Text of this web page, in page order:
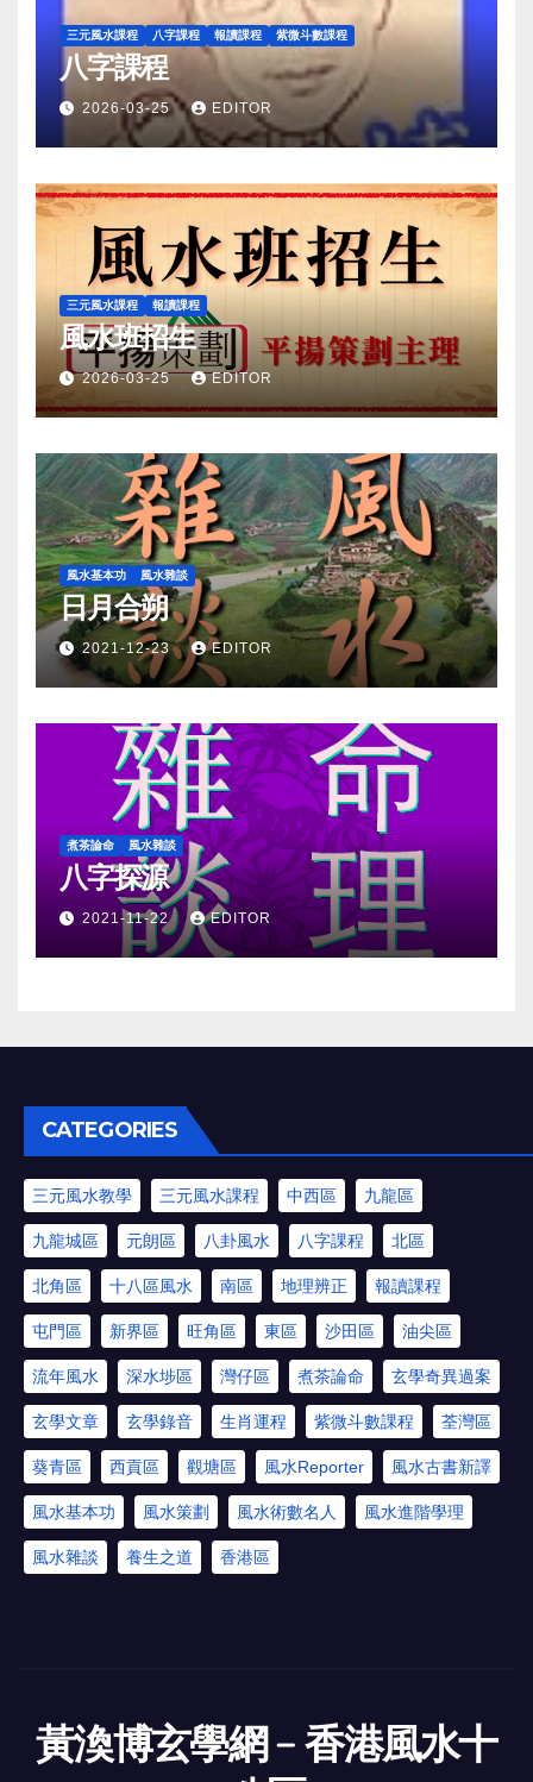
三元風水課程 八字課程 報讀課程 紫微斗數課程
八字課程
2026-03-25 EDITOR
三元風水課程 報讀課程
風水班招生
2026-03-25 EDITOR
風水基本功 風水雜談
日月合朔
2021-12-23 EDITOR
煮茶論命 風水雜談
八字探源
2021-11-22 EDITOR
CATEGORIES
三元風水教學 三元風水課程 中西區 九龍區
九龍城區 元朗區 八卦風水 八字課程 北區
北角區 十八區風水 南區 地理辨正 報讀課程
屯門區 新界區 旺角區 東區 沙田區 油尖區
流年風水 深水埗區 灣仔區 煮茶論命 玄學奇異過案
玄學文章 玄學錄音 生肖運程 紫微斗數課程 荃灣區
葵青區 西貢區 觀塘區 風水Reporter 風水古書新譯
風水基本功 風水策劃 風水術數名人 風水進階學理
風水雜談 養生之道 香港區
黃渙博玄學網﹣香港風水十